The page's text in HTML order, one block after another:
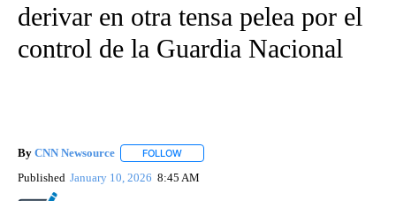
derivar en otra tensa pelea por el
control de la Guardia Nacional
By CNN Newsource FOLLOW
Published January 10, 2026 8:45 AM